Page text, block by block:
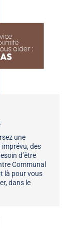
une
imprévu, des
d’être
Communal
là pour vous
dans le